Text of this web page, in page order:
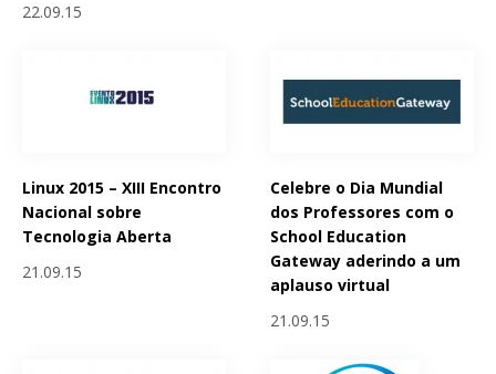
22.09.15
Linux 2015 – XIII Encontro
Nacional sobre
Tecnologia Aberta
21.09.15
Celebre o Dia Mundial
dos Professores com o
School Education
Gateway aderindo a um
aplauso virtual
21.09.15